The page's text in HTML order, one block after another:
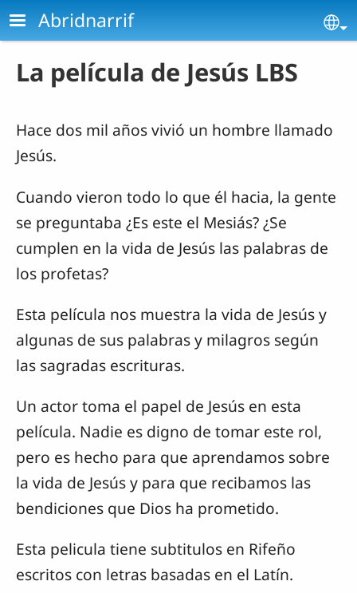
Pasar al contenido principal
Abridnarrif
La película de Jesús LBS
Hace dos mil años vivió un hombre llamado
Jesús.
Cuando vieron todo lo que él hacia, la gente
se preguntaba ¿Es este el Mesiás? ¿Se
cumplen en la vida de Jesús las palabras de
los profetas?
Esta película nos muestra la vida de Jesús y
algunas de sus palabras y milagros según
las sagradas escrituras.
Un actor toma el papel de Jesús en esta
película. Nadie es digno de tomar este rol,
pero es hecho para que aprendamos sobre
la vida de Jesús y para que recibamos las
bendiciones que Dios ha prometido.
Esta pelicula tiene subtitulos en Rifeño
escritos con letras basadas en el Latín.